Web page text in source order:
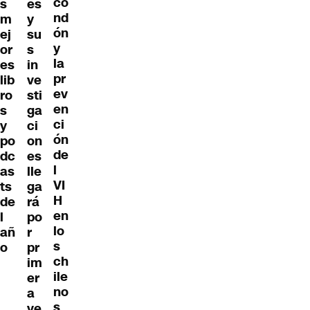
s
m
ej
or
es
lib
ro
s
y
po
dc
as
ts
de
l
añ
o
es
y
su
s
in
ve
sti
ga
ci
on
es
lle
ga
rá
po
r
pr
im
er
a
nd
ón
y
la
pr
ev
en
ci
ón
de
l
VI
H
en
lo
s
ch
ile
no